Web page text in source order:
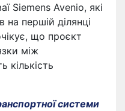
Siemens Avenio, які
на першій ділянці
що проєкт
між
кількість
системи